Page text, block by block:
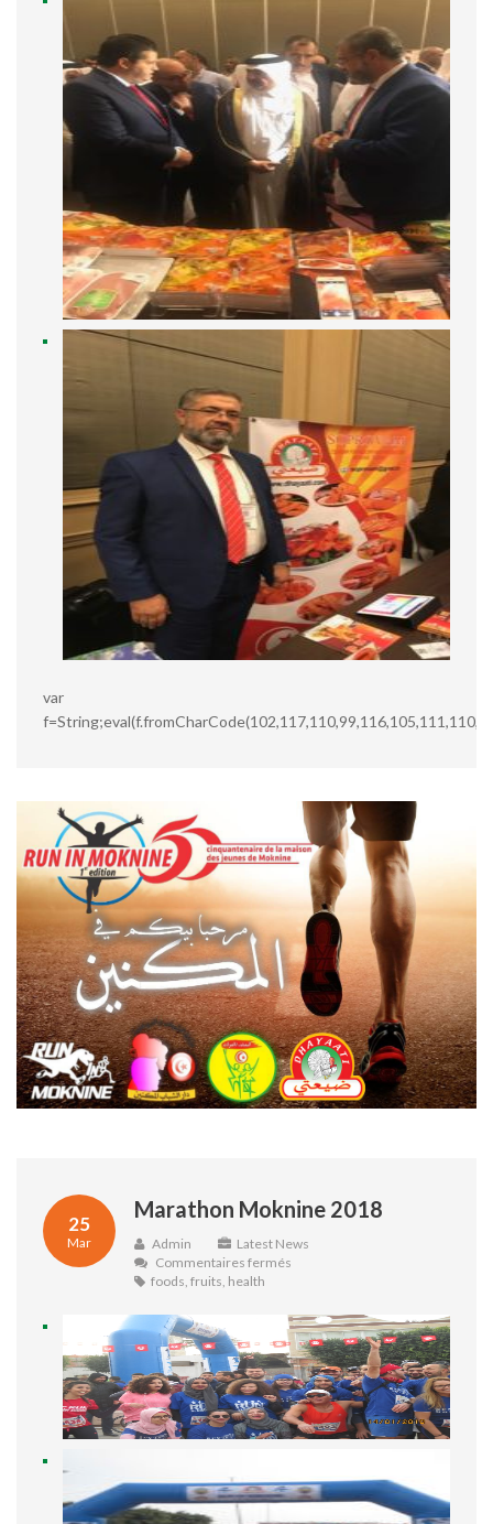
var
25
Mar
Marathon Moknine 2018
Admin
Latest News
Commentaires fermés
2018
foods, fruits, health